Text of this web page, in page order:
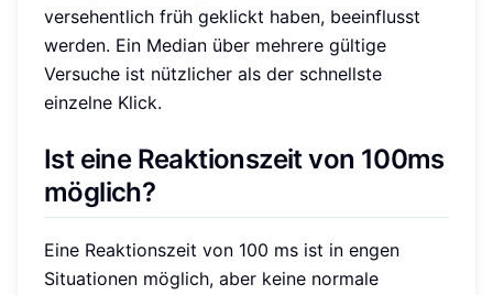
versehentlich früh geklickt haben, beeinflusst
werden. Ein Median über mehrere gültige
Versuche ist nützlicher als der schnellste
einzelne Klick.
Ist eine Reaktionszeit von 100ms
möglich?
Eine Reaktionszeit von 100 ms ist in engen
Situationen möglich, aber keine normale